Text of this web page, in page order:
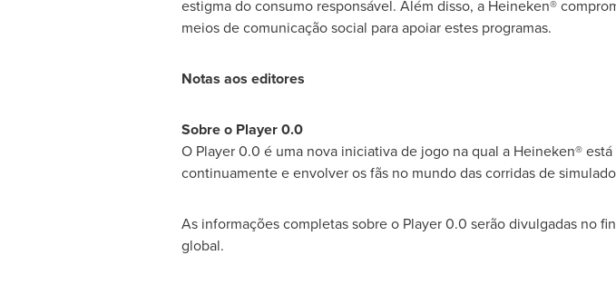
estigma do consumo responsável. Além disso, a Heineken®
meios de comunicação social para apoiar estes programas.
Notas aos editores
Sobre o Player 0.0
O Player 0.0 é uma nova iniciativa de jogo na qual a Heineken®
continuamente e envolver os fãs no mundo das corridas de
As informações completas sobre o Player 0.0 serão divulgadas no
global.